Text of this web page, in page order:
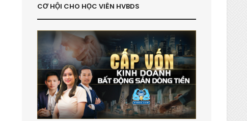
CƠ HỘI CHO HỌC VIÊN HVBDS